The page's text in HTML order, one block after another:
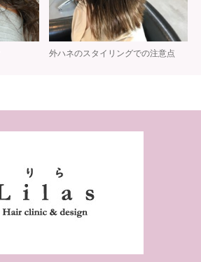
外ハネのスタイリングでの注意点